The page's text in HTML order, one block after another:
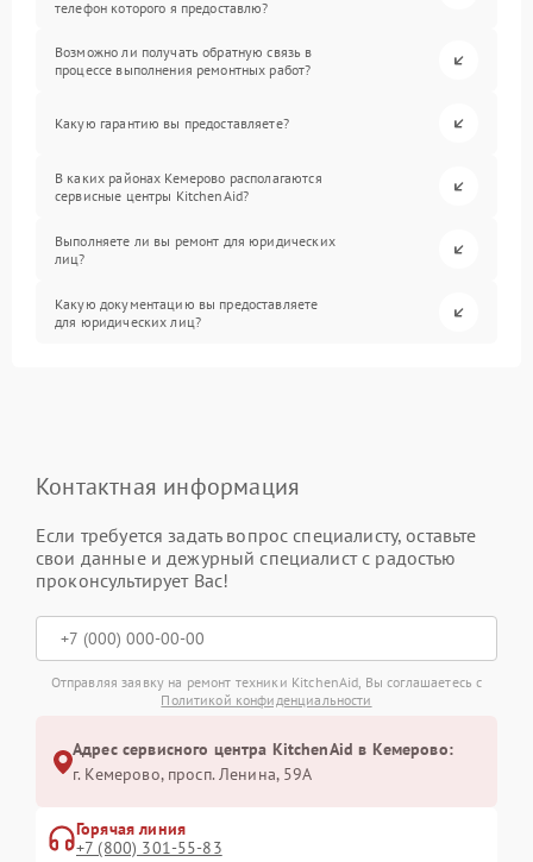
телефон которого я предоставлю?
Возможно ли получать обратную связь в
процессе выполнения ремонтных работ?
Какую гарантию вы предоставляете?
В каких районах Кемерово располагаются
сервисные центры KitchenAid?
Выполняете ли вы ремонт для юридических
лиц?
Какую документацию вы предоставляете
для юридических лиц?
Контактная информация
Если требуется задать вопрос специалисту, оставьте
свои данные и дежурный специалист с радостью
проконсультирует Вас!
Отправляя заявку на ремонт техники KitchenAid, Вы соглашаетесь с
Политикой конфиденциальности
Адрес сервисного центра KitchenAid в Кемерово:
г. Кемерово, просп. Ленина, 59А
Горячая линия
+7 (800) 301-55-83